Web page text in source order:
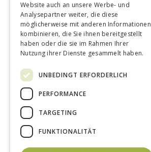
Mehr erfahren Kontaktieren
Website auch an unsere Werbe- und
Analysepartner weiter, die diese
möglicherweise mit anderen Informationen
kombinieren, die Sie ihnen bereitgestellt
haben oder die sie im Rahmen Ihrer
Nutzung ihrer Dienste gesammelt haben.
UNBEDINGT ERFORDERLICH
PERFORMANCE
TARGETING
FUNKTIONALITÄT